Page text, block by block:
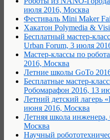
июля 2016, Москва
Фестиваль Mini Maker
Хакатон Polymedia &
Бесплатный мастер-
Urban Forum, 3 июля
Мастер-классы по
2016, Москва
Летние школы GoTo
Бесплатные мастер-
Робомарафон 2016, 13
Летний детский лагерь
июня 2016, Москва
Летняя школа инженера,
Москва
Научный